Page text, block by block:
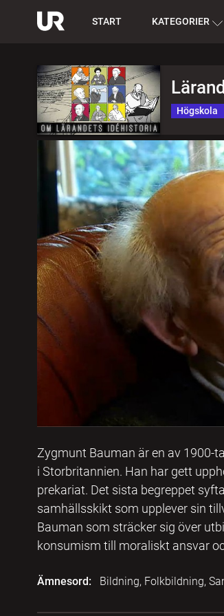
START KATEGORIER
Högskola
Zygmunt Bauman är en av 1900-
i Storbritannien. Han har gett
prekariat. Det sista begreppet
samhällsskikt som upplever sin
Bauman som sträcker sig över
konsumism till moraliskt ansvar
Ämnesord: Bildning, Folkbildning,